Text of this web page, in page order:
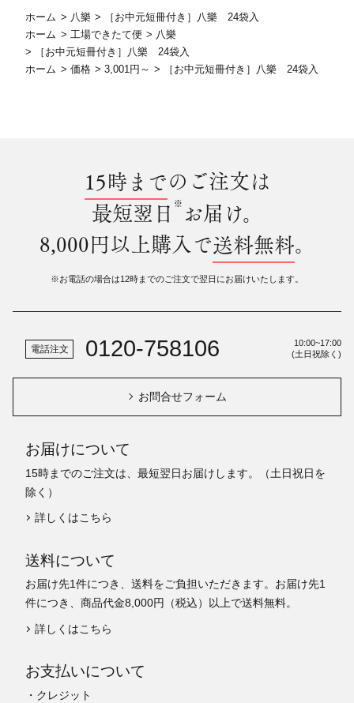
ホーム > 八樂 >
［お中元短冊付き］八樂 24袋入
ホーム > 工場できたて便 > 八樂
>
［お中元短冊付き］八樂 24袋入
ホーム > 価格 >3,001円～ > ［お中元短冊付き］八樂 24袋入
15時までのご注文は
最短翌日 ※ お届け。
8,000円以上購入で送料無料。
※お電話の場合は12時までのご注文で翌日にお届けいたします。
電話注文 0120-758106
10:00~17:00
(土日祝除く)
お問合せフォーム
お届けについて
15時までのご注文は、最短翌日お届けします。（土日祝日を
除く）
詳しくはこちら
送料について
お届け先1件につき、送料をご負担いただきます。お届け先1
件につき、商品代金8,000円（税込）以上で送料無料。
詳しくはこちら
お支払いについて
・クレジット